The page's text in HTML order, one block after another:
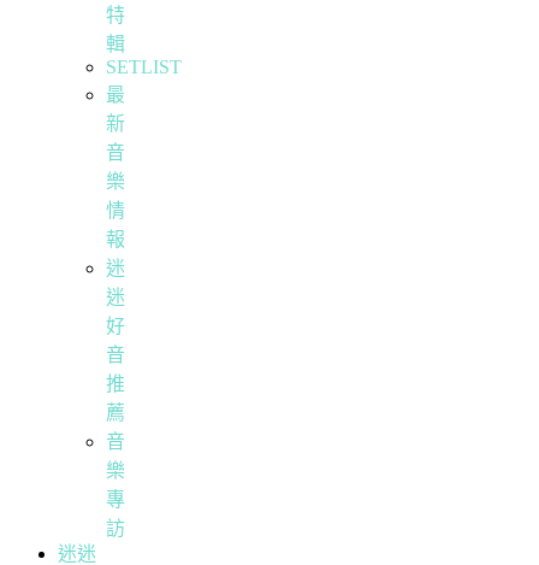
特
輯
SETLIST
最
新
音
樂
情
報
迷
迷
好
音
推
薦
音
樂
專
訪
迷迷